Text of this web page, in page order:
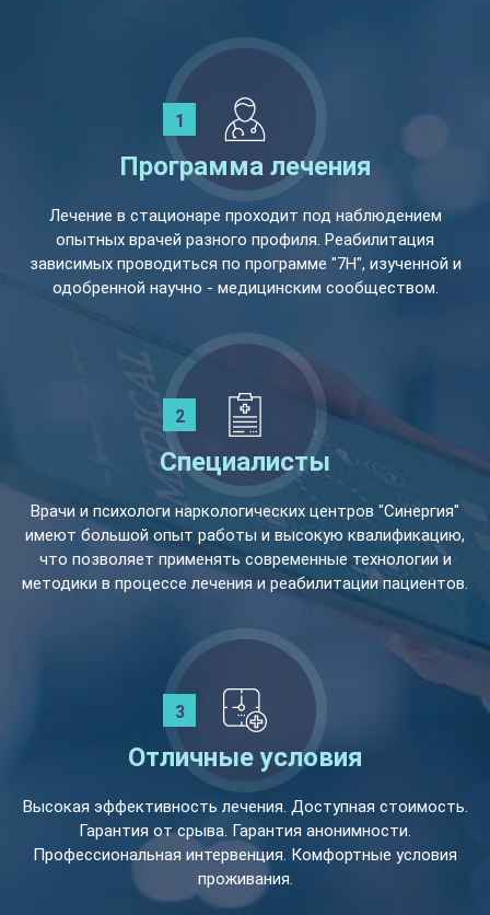
Программа лечения
Лечение в стационаре проходит под наблюдением
опытных врачей разного профиля. Реабилитация
зависимых проводиться по программе "7Н", изученной и
одобренной научно - медицинским сообществом.
Специалисты
Врачи и психологи наркологических центров "Синергия"
имеют большой опыт работы и высокую квалификацию,
что позволяет применять современные технологии и
методики в процессе лечения и реабилитации пациентов.
Отличные условия
Высокая эффективность лечения. Доступная стоимость.
Гарантия от срыва. Гарантия анонимности.
Профессиональная интервенция. Комфортные условия
проживания.